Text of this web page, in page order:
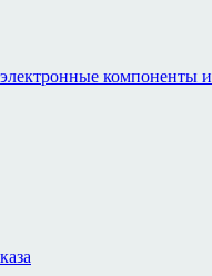
компоненты и